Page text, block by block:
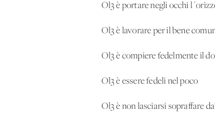
Ol3 è portare negli occhi
Ol3 è lavorare per il bene
Ol3 è compiere fedelmente il
Ol3 è essere fedeli nel poco
Ol3 è non lasciarsi sopraffare